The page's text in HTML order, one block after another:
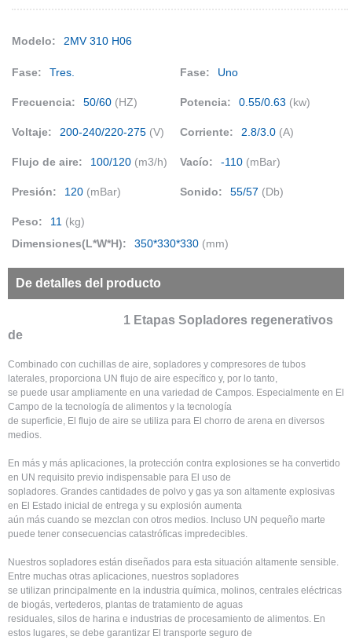
Modelo: 2MV 310 H06
Fase: Tres. Fase: Uno
Frecuencia: 50/60 (HZ) Potencia: 0.55/0.63 (kw)
Voltaje: 200-240/220-275 (V) Corriente: 2.8/3.0 (A)
Flujo de aire: 100/120 (m3/h) Vacío: -110 (mBar)
Presión: 120 (mBar) Sonido: 55/57 (Db)
Peso: 11 (kg)
Dimensiones(L*W*H):
350*330*330 (mm)
De detalles del producto
1 Etapas Sopladores regenerativos
de
Combinado con cuchillas de aire, sopladores y compresores de tubos
laterales, proporciona UN flujo de aire específico y, por lo tanto,
se puede usar ampliamente en una variedad de Campos. Especialmente en El
Campo de la tecnología de alimentos y la tecnología
de superficie, El flujo de aire se utiliza para El chorro de arena en diversos
medios.
En más y más aplicaciones, la protección contra explosiones se ha convertido
en UN requisito previo indispensable para El uso de
sopladores. Grandes cantidades de polvo y gas ya son altamente explosivas
en El Estado inicial de entrega y su explosión aumenta
aún más cuando se mezclan con otros medios. Incluso UN pequeño marte
puede tener consecuencias catastróficas impredecibles.
Nuestros sopladores están diseñados para esta situación altamente sensible.
Entre muchas otras aplicaciones, nuestros sopladores
se utilizan principalmente en la industria química, molinos, centrales eléctricas
de biogás, vertederos, plantas de tratamiento de aguas
residuales, silos de harina e industrias de procesamiento de alimentos. En
estos lugares, se debe garantizar El transporte seguro de